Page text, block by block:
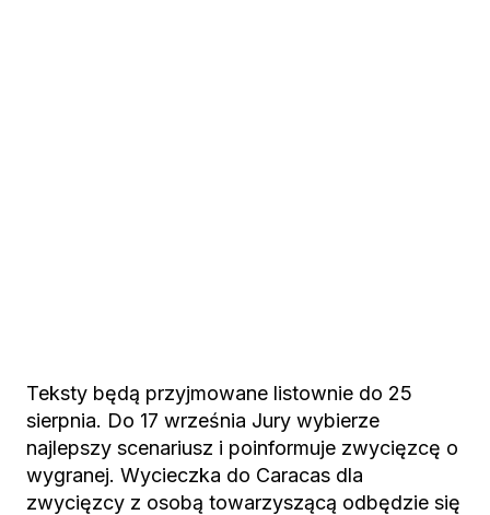
Teksty będą przyjmowane listownie do 25
sierpnia. Do 17 września Jury wybierze
najlepszy scenariusz i poinformuje zwycięzcę o
wygranej. Wycieczka do Caracas dla
zwycięzcy z osobą towarzyszącą odbędzie się